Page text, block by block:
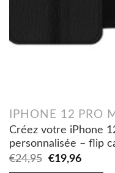
IPHONE 12 PRO
Créez votre iPhone
personnalisée – flip
€24,95
Original
€19,96Current